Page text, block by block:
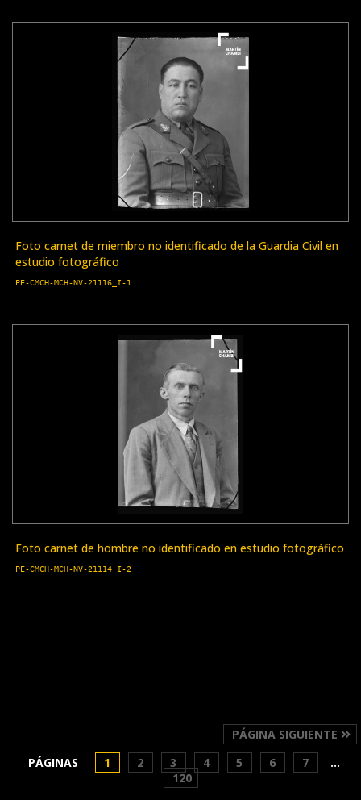
Foto carnet de miembro no identificado de la Guardia Civil en
estudio fotográfico
PE-CMCH-MCH-NV-21116_I-1
Foto carnet de hombre no identificado en estudio fotográfico
PE-CMCH-MCH-NV-21114_I-2
PÁGINA SIGUIENTE
PÁGINAS
1 2 3 4 5 6 7
...
120